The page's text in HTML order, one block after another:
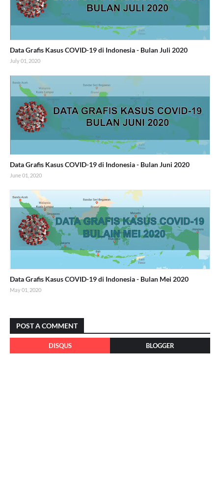
Data Grafis Kasus COVID-19 di Indonesia - Bulan Juli 2020
July 01, 2020
Data Grafis Kasus COVID-19 di Indonesia - Bulan Juni 2020
June 01, 2020
Data Grafis Kasus COVID-19 di Indonesia - Bulan Mei 2020
May 01, 2020
POST A COMMENT
DISQUS BLOGGER